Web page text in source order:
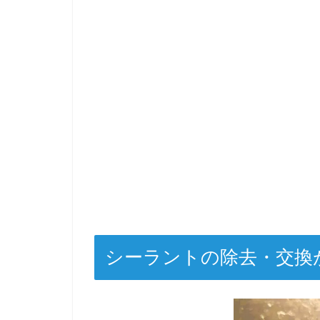
シーラントの除去・交換